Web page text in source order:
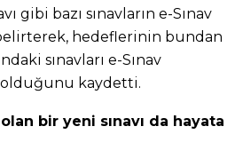
gibi bazı sınavların e-Sınav
hedeflerinin bundan
sınavları e-Sınav
kaydetti.
bir yeni sınavı da hayata